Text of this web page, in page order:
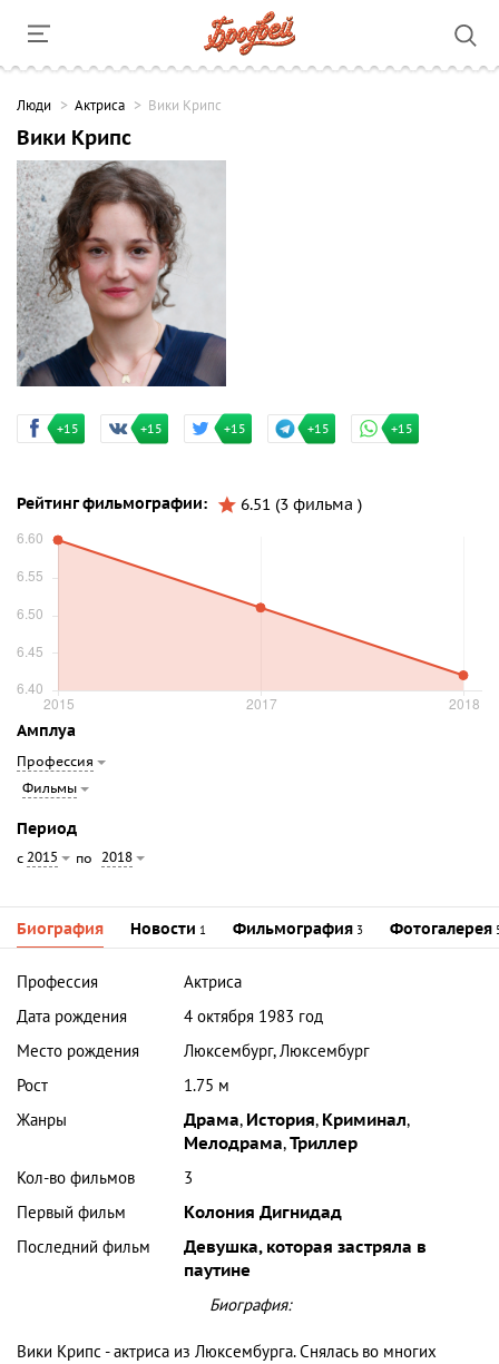
Люди Актриса Вики Крипс
Вики Крипс
+15 +15 +15 +15 +15
Рейтинг фильмографии: 6.51 (3 фильма )
Амплуа
Профессия
Фильмы
Период
с 2015 по 2018
Биография Новости 1 Фильмография 3 Фотогалерея
Профессия
Актриса
Дата рождения
4 октября 1983 год
Место рождения
Люксембург, Люксембург
Рост
1.75 м
Жанры
Драма, История, Криминал,
Мелодрама,Триллер
Кол-во фильмов
3
Первый фильм
Колония Дигнидад
Последний фильм
Девушка, которая застряла в
паутине
Биография:
Вики Крипс - актриса из Люксембурга. Снялась во многих